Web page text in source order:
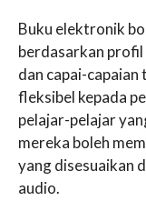
Buku elektronik
berdasarkan profil
dan capai-capaian
fleksibel kepada
pelajar-pelajar
mereka boleh
yang disesuaikan
audio.